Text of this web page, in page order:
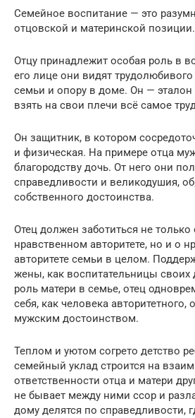
Семейное воспитание — это
отцовской и материнской позиции.
Отцу принадлежит особая роль в
его лице они видят трудолюбивого
семьи и опору в доме. Он — эталон
взять на свои плечи всё самое
Он защитник, в котором
и физическая. На примере отца
благородству дочь. От него они
справедливости и великодушия,
собственного достоинства.
Отец должен заботиться не
нравственном авторитете, но и о
авторитете семьи в целом.
жены, как воспитательницы своих
роль матери в семье, отец
себя, как человека авторитетного,
мужским достоинством.
Теплом и уютом согрето детство
семейный уклад строится на
ответственности отца и матери
не бывает между ними ссор и
дому делятся по справедливости,